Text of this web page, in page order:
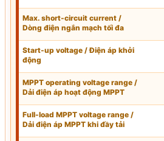
Max. short-circuit current /
Dòng điện ngắn mạch tối đa
Start-up voltage / Điện áp khởi
động
MPPT operating voltage range /
Dải điện áp hoạt động MPPT
Full-load MPPT voltage range /
Dải điện áp MPPT khi đầy tải